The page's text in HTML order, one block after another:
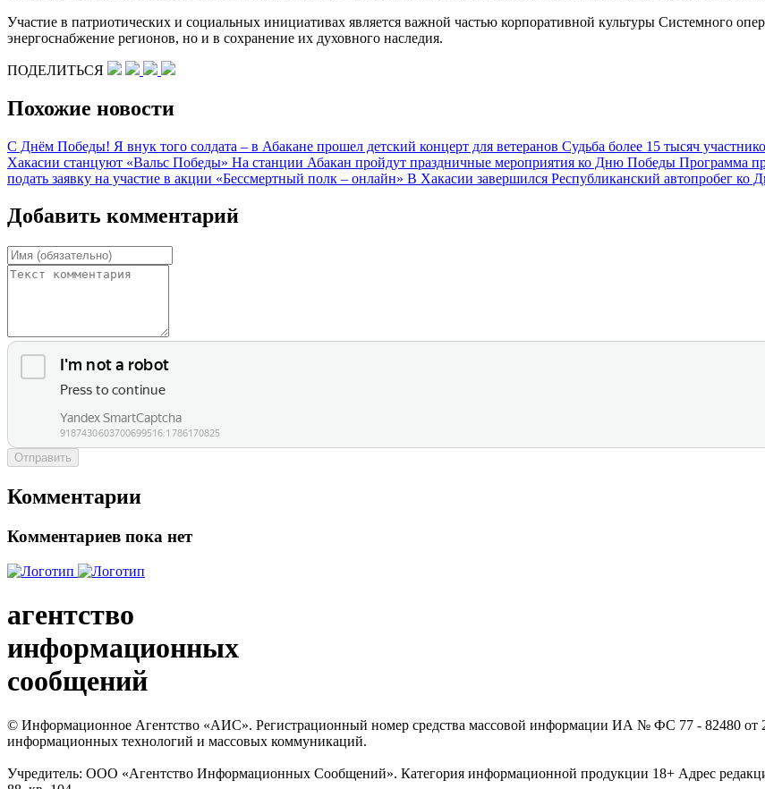
Участие в патриотических и социальных инициативах является важной частью корпоративной культуры Системного
энергоснабжение регионов, но и в сохранение их духовного наследия.
ПОДЕЛИТЬСЯ
Похожие новости
С Днём Победы! Я внук того солдата – в Абакане прошел детский концерт для ветеранов Судьба более 15 тысяч
Хакасии станцуют «Вальс Победы» На станции Абакан пройдут праздничные мероприятия ко Дню Победы Программа
подать заявку на участие в акции «Бессмертный полк – онлайн» В Хакасии завершился Республиканский автопробег ко
Добавить комментарий
Отправить
Комментарии
Комментариев пока нет
агентство
информационных
сообщений
© Информационное Агентство «АИС». Регистрационный номер средства массовой информации ИА № ФС 77 - 82480 от
информационных технологий и массовых коммуникаций.
Учредитель: ООО «Агентство Информационных Сообщений». Категория информационной продукции 18+ Адрес